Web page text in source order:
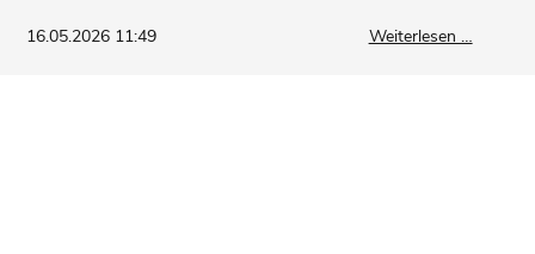
16.05.2026 11:49 Weiterlesen …